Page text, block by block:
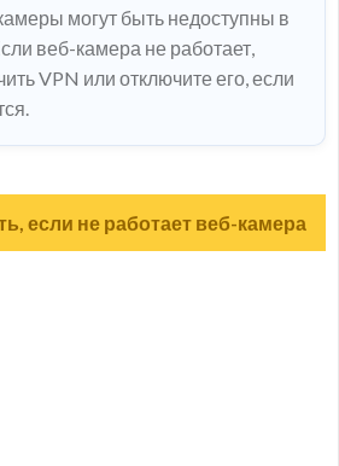
могут быть недоступны в
веб-камера не работает,
VPN или отключите его, если
если не работает веб-камера